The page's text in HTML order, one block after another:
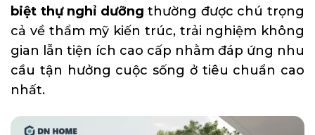
biệt thự nghỉ dưỡng thường được chú trọng
cả về thẩm mỹ kiến trúc, trải nghiệm không
gian lẫn tiện ích cao cấp nhằm đáp ứng nhu
cầu tận hưởng cuộc sống ở tiêu chuẩn cao
nhất.